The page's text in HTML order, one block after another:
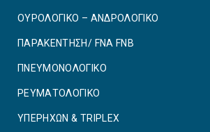
ΟΥΡΟΛΟΓΙΚΟ – ΑΝΔΡΟΛΟΓΙΚΟ
ΠΑΡΑΚΕΝΤΗΣΗ/ FNA FNB
ΠΝΕΥΜΟΝΟΛΟΓΙΚΟ
ΡΕΥΜΑΤΟΛΟΓΙΚΟ
ΥΠΕΡΗΧΩΝ & TRIPLEX